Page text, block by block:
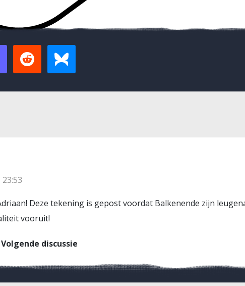
Deze tekening is gepost voordat Balkenende zijn
vooruit!
Volgende discussie